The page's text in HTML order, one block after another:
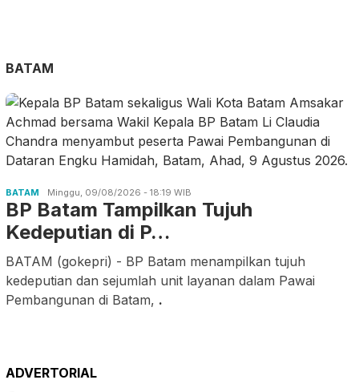
BATAM
BATAM Minggu, 09/08/2026 - 18:19 WIB
BP Batam Tampilkan Tujuh
Kedeputian di P…
BATAM (gokepri) - BP Batam menampilkan tujuh
kedeputian dan sejumlah unit layanan dalam Pawai
Pembangunan di Batam, .
ADVERTORIAL